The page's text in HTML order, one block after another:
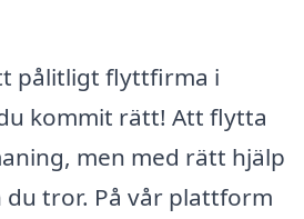
pålitligt flyttfirma i
kommit rätt! Att flytta
men med rätt hjälp
tror. På vår plattform